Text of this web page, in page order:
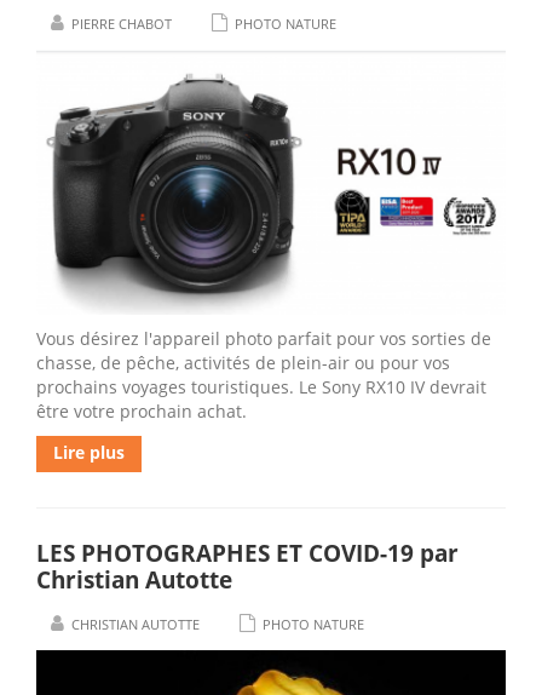
PIERRE CHABOT PHOTO NATURE
Vous désirez l'appareil photo parfait pour vos sorties de
chasse, de pêche, activités de plein-air ou pour vos
prochains voyages touristiques. Le Sony RX10 IV devrait
être votre prochain achat.
Lire plus
LES PHOTOGRAPHES ET COVID-19 par
Christian Autotte
CHRISTIAN AUTOTTE PHOTO NATURE